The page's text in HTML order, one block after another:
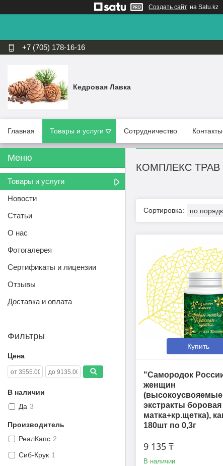
Создать сайт на Satu.kz
+7 (705) 178-16-16
Кедровая Лавка
Главная Товары и услуги Сотрудничество Контакты
КОМПЛЕКС
Купить
"Самородок
женщин
(высокоусвояемые
экстракты боровая
матка+кр.щетка),
180шт по 0,3г
9 135 ₸
В наличии
Товары и услуги
Новости
Статьи
О нас
Фотогалерея
Сертификаты и лицензии
Отзывы
Доставка и оплата
Фильтры
Цена
В наличии
Да 3
Производитель
РеалКапс 2
Сиб-Крук 1